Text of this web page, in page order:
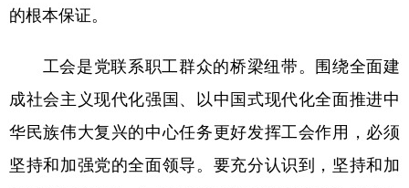
English Español Français عربى
Русский язык 日本語 한국어
的根本保证。
工会是党联系职工群众的桥梁纽带。围绕全面建
成社会主义现代化强国、以中国式现代化全面推进中
华民族伟大复兴的中心任务更好发挥工会作用，必须
坚持和加强党的全面领导。要充分认识到，坚持和加